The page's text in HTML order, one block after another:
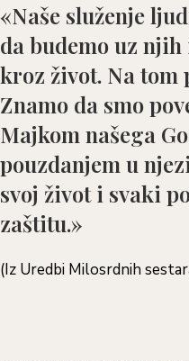
«Naše služenje
da budemo uz
kroz život. Na tom
Znamo da smo
Majkom našega
pouzdanjem u
svoj život i svaki
zaštitu.»
(Iz Uredbi Milosrdnih